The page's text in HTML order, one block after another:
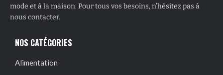
mode et à la maison. Pour tous vos besoins, n’hésitez pas à
nous contacter.
NOS CATÉGORIES
Alimentation